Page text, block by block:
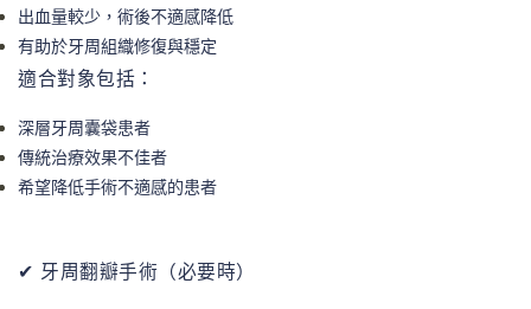
出血量較少，術後不適感降低
有助於牙周組織修復與穩定
適合對象包括：
深層牙周囊袋患者
傳統治療效果不佳者
希望降低手術不適感的患者
✔ 牙周翻瓣手術（必要時）